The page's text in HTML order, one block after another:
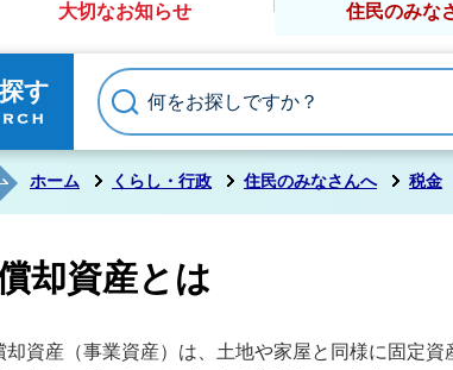
大切なお知らせ 住民のみな
す
ホーム くらし・行政 住民のみなさんへ 税金
却資産とは
却資産（事業資産）は、土地や家屋と同様に固定